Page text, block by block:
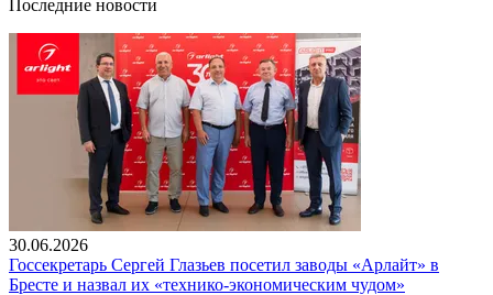
Последние новости
30.06.2026
Госсекретарь Сергей Глазьев посетил заводы «Арлайт» в
Бресте и назвал их «технико-экономическим чудом»